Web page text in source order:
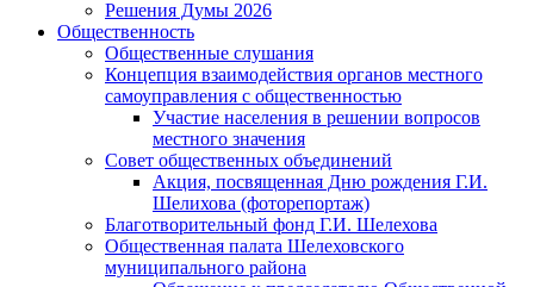
Решения Думы 2026
Общественность
Общественные слушания
Концепция взаимодействия органов местного
самоуправления с общественностью
Участие населения в решении вопросов
местного значения
Совет общественных объединений
Акция, посвященная Дню рождения Г.И.
Шелихова (фоторепортаж)
Благотворительный фонд Г.И. Шелехова
Общественная палата Шелеховского
муниципального района